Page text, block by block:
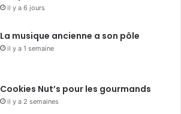
il y a 6 jours
La musique ancienne a son pôle
il y a 1 semaine
Cookies Nut’s pour les gourmands
il y a 2 semaines